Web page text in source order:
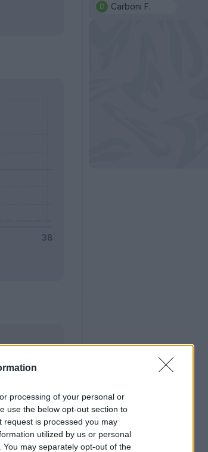
processing of your personal or
use the below opt-out section to
is processed you may
utilized by us or personal
may separately opt-out of the
Carboni F.